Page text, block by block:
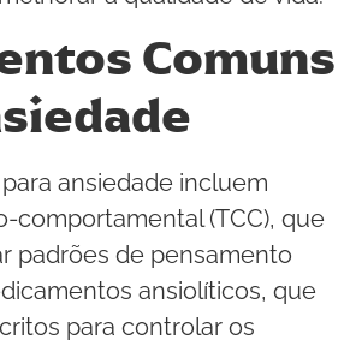
Comuns
ansiedade incluem
comportamental (TCC), que
padrões de pensamento
ansiolíticos, que
para controlar os